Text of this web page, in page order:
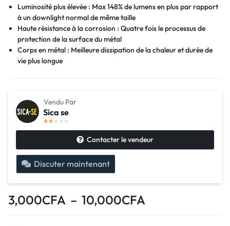
Luminosité plus élevée : Max 148% de lumens en plus par rapport
à un downlight normal de même taille
Haute résistance à la corrosion : Quatre fois le processus de
protection de la surface du métal
Corps en métal : Meilleure dissipation de la chaleur et durée de
vie plus longue
Vendu Par
Sica se
Contacter le vendeur
Discuter maintenant
3,000CFA – 10,000CFA